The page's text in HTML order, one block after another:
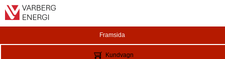
Framsida
Kundvagn